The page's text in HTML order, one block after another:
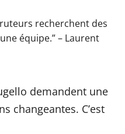
recherchent des
équipe.” – Laurent
demandent une
changeantes. C’est